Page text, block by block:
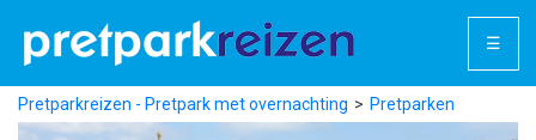
☰
Pretparkreizen - Pretpark met overnachting
Pretparken
Frankrijk
Puy du Fou
Puy du Fou Hotels